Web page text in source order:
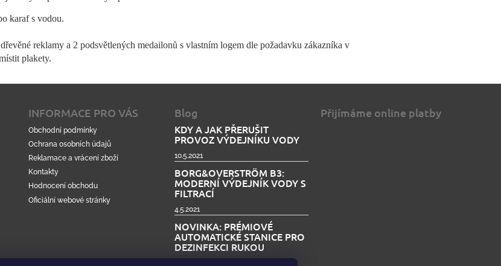
karaf s vodou.
reklamy a 2 podsvětlených medailonů s vlastním logem dle požadavku zákazníka v
plakety.
INFORMACE PRO VÁS
Obchodní podmínky
Ochrana osobních údajů
Reklamace a vrácení zboží
Kontakty
Hodnocení obchodu
Oficiální webové stránky
Blog
KDY A JAK PŘERUŠIT
PROVOZ VÝDEJNÍKU VODY
10.5.2021
BORG&OVERSTRÖM B3:
MODERNÍ VÝDEJNÍK VODY S
FILTRACÍ
4.5.2021
NOVINKA: PRÉMIOVÉ
AUTOMATICKÉ STANICE PRO
DEZINFEKCI RUKOU
Přijímáme online platby